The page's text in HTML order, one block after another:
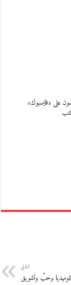
على «فايسبوك»
التالي
وحبّ وتشويق